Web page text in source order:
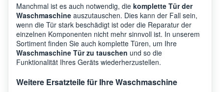
Manchmal ist es auch notwendig, die komplette Tür der
Waschmaschine auszutauschen. Dies kann der Fall sein,
wenn die Tür stark beschädigt ist oder die Reparatur der
einzelnen Komponenten nicht mehr sinnvoll ist. In unserem
Sortiment finden Sie auch komplette Türen, um Ihre
Waschmaschine Tür zu tauschen und so die
Funktionalität Ihres Geräts wiederherzustellen.
Weitere Ersatzteile für Ihre Waschmaschine